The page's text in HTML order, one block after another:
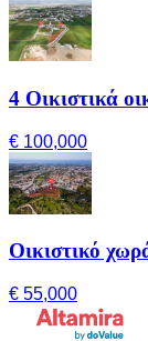
4 Οικιστικά
€ 100,000
Οικιστικό
€ 55,000